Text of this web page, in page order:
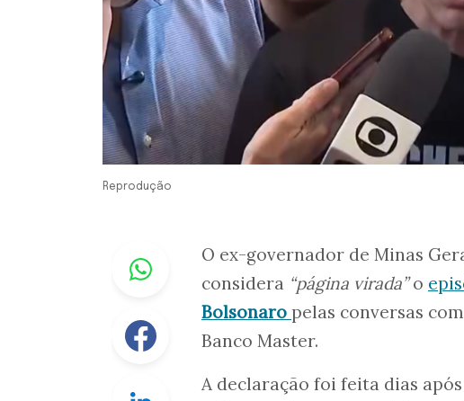
Reprodução
Whastapp
Facebook
Linkedin
O ex-governador de Minas
considera “página virada”o
Bolsonaro pelas conversas
Banco Master.
A declaração foi feita dias